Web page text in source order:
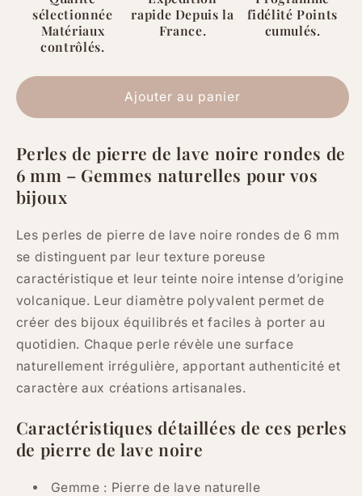
6
mm
6
Perles
sélectionnée
Matériaux
contrôlés.
rapide Depuis la
France.
fidélité Points
cumulés.
Ajouter au panier
Perles de pierre de lave noire rondes de
6 mm – Gemmes naturelles pour vos
bijoux
Les perles de pierre de lave noire rondes de 6 mm
se distinguent par leur texture poreuse
caractéristique et leur teinte noire intense d’origine
volcanique. Leur diamètre polyvalent permet de
créer des bijoux équilibrés et faciles à porter au
quotidien. Chaque perle révèle une surface
naturellement irrégulière, apportant authenticité et
caractère aux créations artisanales.
Caractéristiques détaillées de ces perles
de pierre de lave noire
Gemme : Pierre de lave naturelle